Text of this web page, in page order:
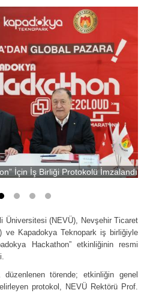
İçin İş Birliği Protokolü İmzalandı
Üniversitesi (NEVÜ), Nevşehir Ticaret
ve Kapadokya Teknopark iş birliğiyle
Hackathon” etkinliğinin resmi
düzenlenen törende; etkinliğin genel
protokol, NEVÜ Rektörü Prof.